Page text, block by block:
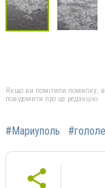
Якщо ви помітили помилку,
повідомити про це редакцію
#Мариуполь